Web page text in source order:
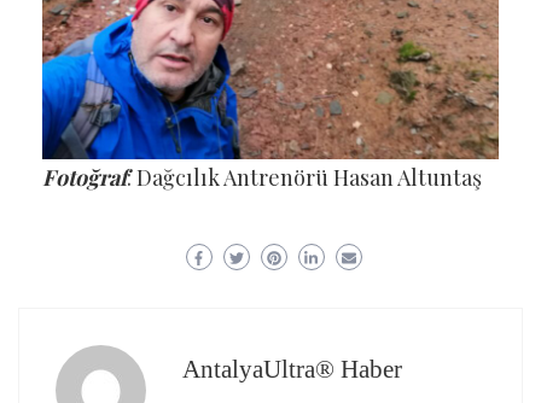
Fotoğraf: Dağcılık Antrenörü Hasan Altuntaş
AntalyaUltra® Haber